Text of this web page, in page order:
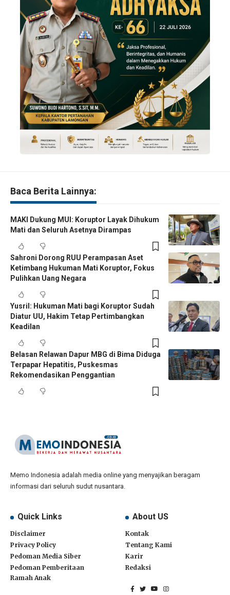
Baca Berita Lainnya:
MAKI Dukung MUI: Koruptor Layak Dihukum
Mati dan Seluruh Asetnya Dirampas
Sahroni Dorong RUU Perampasan Aset
Ketimbang Hukuman Mati Koruptor, Fokus
Pulihkan Uang Negara
Yusril: Hukuman Mati bagi Koruptor Sudah
Diatur UU, Hakim Tetap Pertimbangkan
Keadilan
Belasan Relawan Dapur MBG di Bima Diduga
Terpapar Hepatitis, Puskesmas
Rekomendasikan Penggantian
Memo Indonesia adalah media online yang menyajikan beragam
informasi dari seluruh sudut nusantara.
Quick Links
Disclaimer
Privacy Policy
Pedoman Media Siber
Pedoman Pemberitaan
Ramah Anak
About US
Kontak
Tentang Kami
Karir
Redaksi